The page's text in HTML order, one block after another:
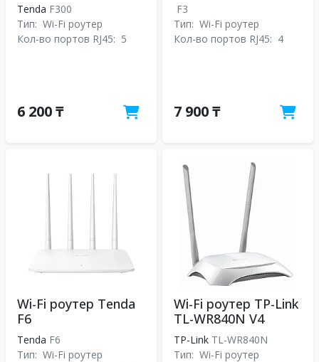
Tenda F300
Тип: Wi-Fi роутер
Кол-во портов RJ45: 5
6 200 ₸
F3
Тип: Wi-Fi роутер
Кол-во портов RJ45: 4
7 900 ₸
Wi-Fi роутер Tenda
F6
Tenda F6
Тип: Wi-Fi роутер
Wi-Fi роутер TP-Link
TL-WR840N V4
TP-Link TL-WR840N
Тип: Wi-Fi роутер